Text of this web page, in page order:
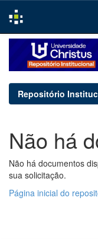
navigation
Repositório
Não há
Não há documentos
sua solicitação.
Página inicial do